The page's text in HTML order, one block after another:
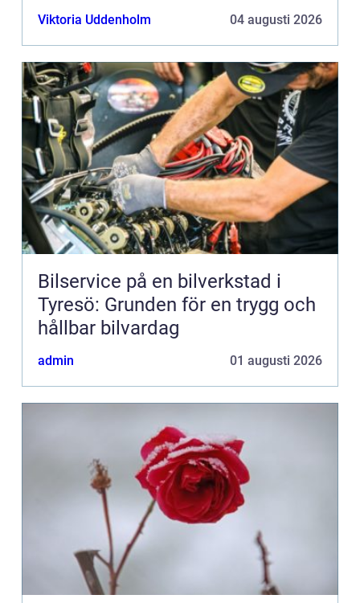
Viktoria Uddenholm 04 augusti 2026
Bilservice på en bilverkstad i
Tyresö: Grunden för en trygg och
hållbar bilvardag
admin 01 augusti 2026